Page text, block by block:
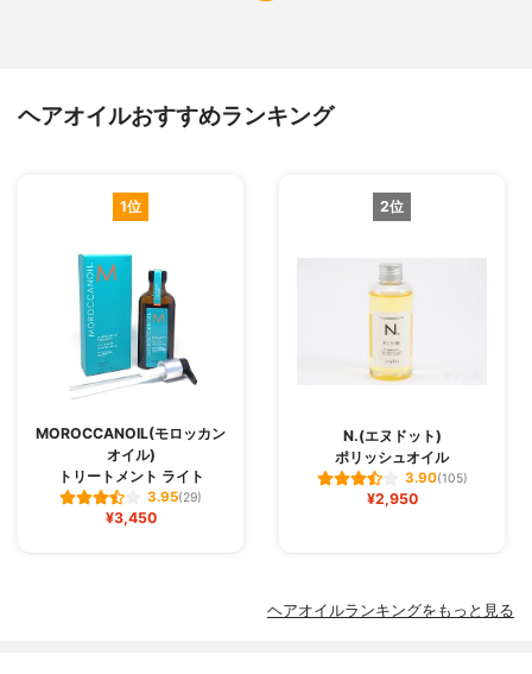
ヘアオイルおすすめランキング
1位
MOROCCANOIL(モロッカン
オイル)
トリートメント ライト
3.95(29)
¥3,450
2位
N.(エヌドット)
ポリッシュオイル
3.90(105)
¥2,950
ヘアオイルランキングをもっと見る